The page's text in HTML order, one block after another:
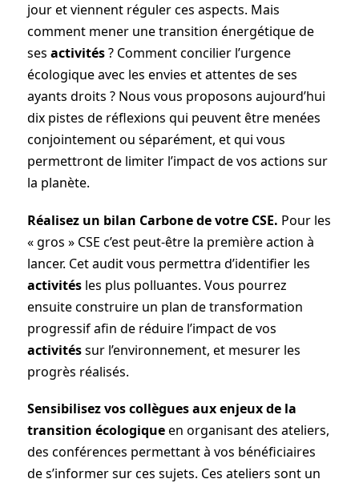
jour et viennent réguler ces aspects. Mais
comment mener une transition énergétique de
ses activités? Comment concilier l’urgence
écologique avec les envies et attentes de ses
ayants droits ? Nous vous proposons aujourd’hui
dix pistes de réflexions qui peuvent être menées
conjointement ou séparément, et qui vous
permettront de limiter l’impact de vos actions sur
la planète.
Réalisez un bilan Carbone de votre CSE. Pour les
« gros » CSE c’est peut-être la première action à
lancer. Cet audit vous permettra d’identifier les
activitésles plus polluantes. Vous pourrez
ensuite construire un plan de transformation
progressif afin de réduire l’impact de vos
activitéssur l’environnement, et mesurer les
progrès réalisés.
Sensibilisez vos collègues aux enjeux de la
transition écologiqueen organisant des ateliers,
des conférences permettant à vos bénéficiaires
de s’informer sur ces sujets. Ces ateliers sont un